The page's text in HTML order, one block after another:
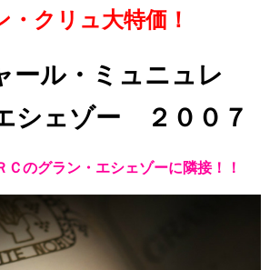
・クリュ大特価！
ール・ミュニュレ
シェゾー ２００７
Ｃのグラン・エシェゾーに隣接！！